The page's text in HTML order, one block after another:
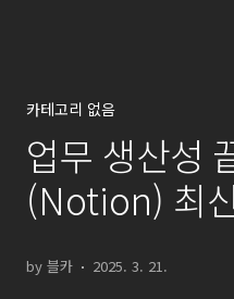
카테고리 없음
업무 생산성
(Notion) 최
by 블카 2025. 3. 21.